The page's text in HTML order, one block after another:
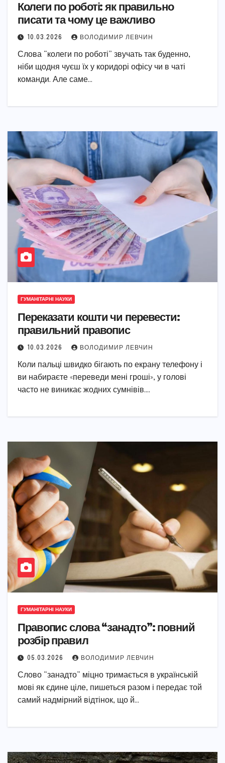
Колеги по роботі: як правильно
писати та чому це важливо
10.03.2026 ВОЛОДИМИР ЛЕВЧИН
Слова “колеги по роботі” звучать так буденно,
ніби щодня чуєш їх у коридорі офісу чи в чаті
команди. Але саме…
ГУМАНІТАРНІ НАУКИ
Переказати кошти чи перевести:
правильний правопис
10.03.2026 ВОЛОДИМИР ЛЕВЧИН
Коли пальці швидко бігають по екрану телефону і
ви набираєте «переведи мені гроші», у голові
часто не виникає жодних сумнівів.…
ГУМАНІТАРНІ НАУКИ
Правопис слова “занадто”: повний
розбір правил
05.03.2026 ВОЛОДИМИР ЛЕВЧИН
Слово “занадто” міцно тримається в українській
мові як єдине ціле, пишеться разом і передає той
самий надмірний відтінок, що й…